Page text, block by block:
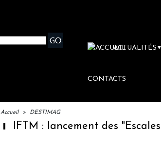
ACTUALITÉS ▼
CONTACTS
Accueil > DESTIMAG
IFTM : lancement des "Escales